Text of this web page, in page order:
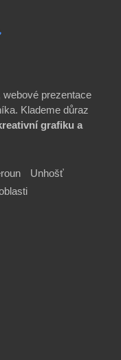
prezentace
Klademe důraz
grafiku a
Unhošť